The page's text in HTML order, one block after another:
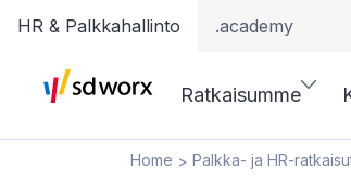
HR & Palkkahallinto .academy
Ratkaisumme
Home > Palkka- ja HR-